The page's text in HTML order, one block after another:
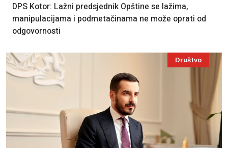
DPS Kotor: Lažni predsjednik Opštine se lažima,
manipulacijama i podmetačinama ne može oprati od
odgovornosti
Društvo